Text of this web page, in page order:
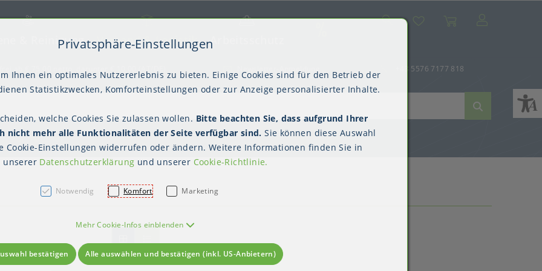
Tisch Gastroverpackungen Küchenbedarf Hygiene & Reinigung
& Reinigung
(PSA) Hygienepapiere Waschraumhygiene Kimberly-Clark™
Versand & Logistik
Palettensicherung Polstern & Kennzeichnen Versandverpackungen
Arbeitsschutz
Einweghauben Mundschutz Schutzkleidung Überschuhe
SucheWunschliste
+43 5576 7177 818
Füllmaterial
Privatsphäre-Einstellungen
Ihnen ein optimales Nutzererlebnis zu bieten. Einige Cookies sind für den Betrieb der
Statistikzwecken, Komforteinstellungen oder zur Anzeige personalisierter Inhalte.
welche Cookies Sie zulassen wollen. Bitte beachten Sie, dass aufgrund Ihrer
nicht mehr alle Funktionalitäten der Seite verfügbar sind. Sie können diese Auswahl
Cookie-Einstellungen widerrufen oder ändern. Weitere Informationen finden Sie in
unserer Datenschutzerklärung und unserer Cookie-Richtlinie.
Notwendig Komfort Marketing
Mehr Cookie-Infos einblenden
bestätigen Alle auswählen und bestätigen (inkl. US-Anbietern)